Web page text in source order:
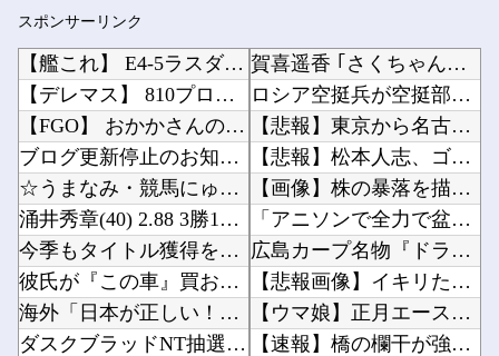
スポンサーリンク
【艦これ】 E4-5ラスダンなかなか手強いでちね
【デレマス】 810プロエアコン騒動【ぷちかれシリーズ】
【FGO】 おかかさんのジャージ式イラスト！！ 赤いジャージが似合ってます！
ブログ更新停止のお知らせ
☆うまなみ・競馬にゅーす速報 終了のお知らせ
涌井秀章(40) 2.88 3勝1敗 4QS K/BB10.00
今季もタイトル獲得を目指すFC町田ゼルビア黒田剛監督が抱負を語る
彼氏が『この車』買おうとして私とケンカになってるんだけどｗｗｗｗｗｗ
海外「日本が正しい！」優しい日本人に甘える外国人に海外が大騒ぎ
ダスクブラッドNT抽選発表きたああああああ
賀喜遥香 ｢さくちゃんはちいかわ｣ 遠藤さくら ｢かっきーはハチワレ｣【乃木坂46】他
ロシア空挺兵が空挺部隊日を祝うため飛行機から飛び降りて死亡！他
【悲報】東京から名古屋に帰るワイ、高速道路のライブカメラを見て絶望する他
【悲報】松本人志、ゴム人間と入れ替わる他
【画像】株の暴落を描いた漫画、ガチで怖いwwwww他
「アニソンで全力で盆踊りして盛り上がる日本人たち。伝統もオタクもこの熱量、素晴らしい」→女...
広島カープ名物『ドラ1公言』←誰が候補？他
【悲報画像】イキリたい年頃の中学生さん、和彫を入れて人生終了へ←これw w w w w w...
【ウマ娘】正月エースが意外と強いのだ。他
【速報】橋の欄干が強風で倒壊、中に鉄筋がないことが発覚 中国当局「接着剤で固定したので問題...